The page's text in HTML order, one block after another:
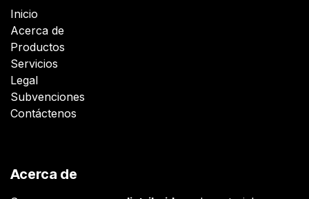
Inicio
Acerca de
Productos
Servicios
Legal
Subvenciones
Contáctenos
Acerca de